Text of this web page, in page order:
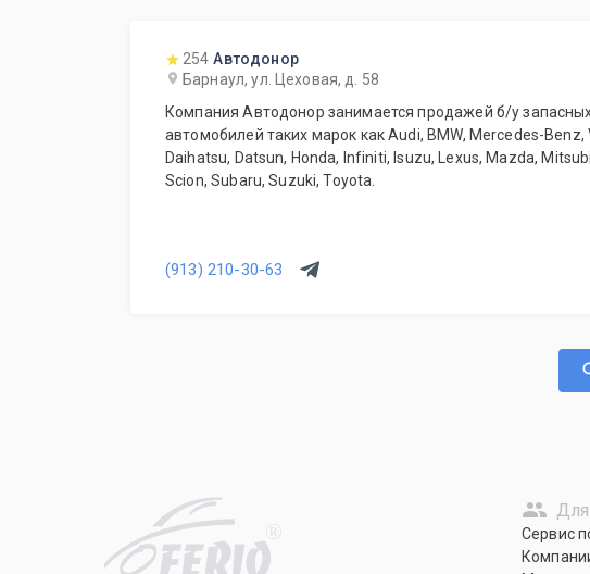
254 Автодонор
Барнаул, ул. Цеховая, д. 58
Компания Автодонор занимается продажей б/у
автомобилей таких марок как Audi, BMW, Mercedes-Benz,
Daihatsu, Datsun, Honda, Infiniti, Isuzu, Lexus, Mazda,
Scion, Subaru, Suzuki, Toyota.
(913) 210-30-63
R
Для
Сервис